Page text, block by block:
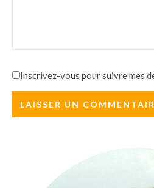
Inscrivez-vous pour suivre mes